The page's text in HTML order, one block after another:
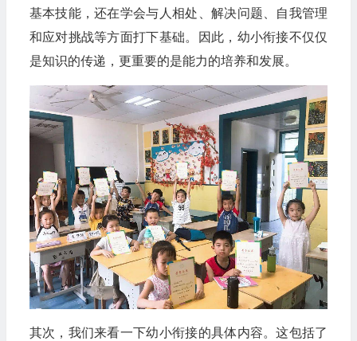
基本技能，还在学会与人相处、解决问题、自我管理
和应对挑战等方面打下基础。因此，幼小衔接不仅仅
是知识的传递，更重要的是能力的培养和发展。
其次，我们来看一下幼小衔接的具体内容。这包括了